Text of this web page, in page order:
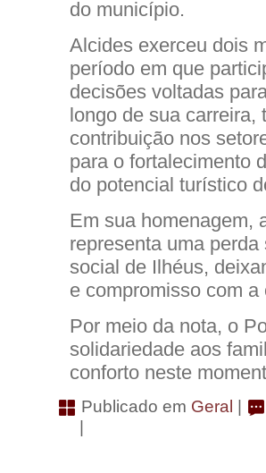
do município.
Alcides exerceu dois
período em que
decisões voltadas
longo de sua carreira,
contribuição nos
para o fortalecimento
do potencial turístico
Em sua homenagem,
representa uma
social de Ilhéus,
e compromisso com
Por meio da nota, o
solidariedade aos
conforto neste
Publicado em Geral